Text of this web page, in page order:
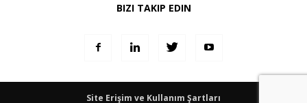
BIZI TAKIP EDIN
Site Erişim ve Kullanım Şartları